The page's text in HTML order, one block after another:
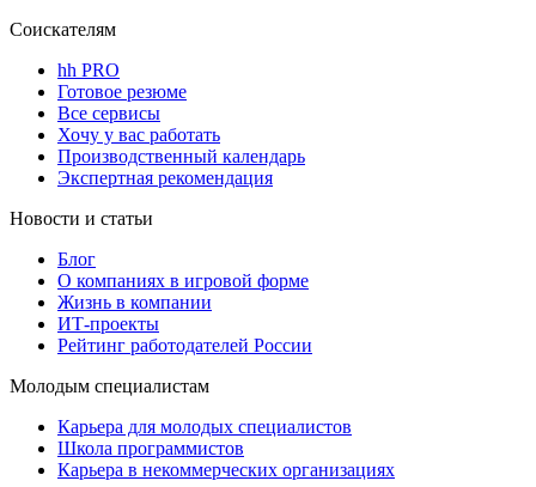
Соискателям
hh PRO
Готовое резюме
Все сервисы
Хочу у вас работать
Производственный календарь
Экспертная рекомендация
Новости и статьи
Блог
О компаниях в игровой форме
Жизнь в компании
ИТ-проекты
Рейтинг работодателей России
Молодым специалистам
Карьера для молодых специалистов
Школа программистов
Карьера в некоммерческих организациях